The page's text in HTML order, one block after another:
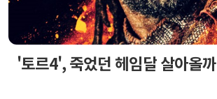
'토르4', 죽었던 헤임달 살아올까